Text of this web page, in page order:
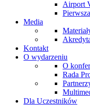
Airport
Media
Kontakt
O wydarzeniu
O
Rada
Dla Uczestników